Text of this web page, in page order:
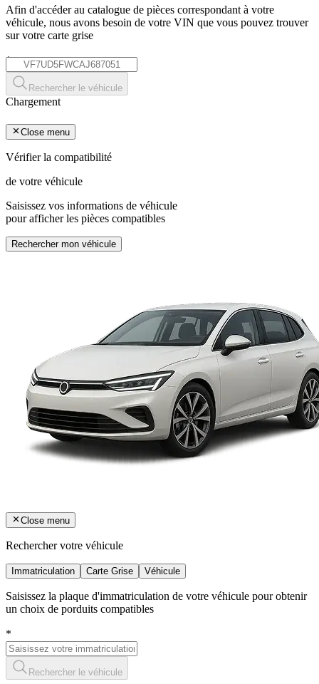
Afin d'accéder au catalogue de pièces correspondant à votre
véhicule, nous avons besoin de votre VIN que vous pouvez trouver
sur votre carte grise
*
Rechercher le véhicule
Chargement
Close menu
Vérifier la compatibilité
de votre véhicule
Saisissez vos informations de véhicule
pour afficher les pièces compatibles
Rechercher mon véhicule
Close menu
Rechercher votre véhicule
Immatriculation Carte Grise Véhicule
Saisissez la plaque d'immatriculation de votre véhicule pour obtenir
un choix de porduits compatibles
*
Rechercher le véhicule